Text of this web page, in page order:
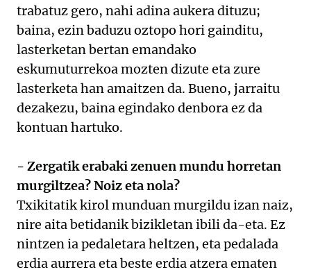
trabatuz gero, nahi adina aukera dituzu;
baina, ezin baduzu oztopo hori gainditu,
lasterketan bertan emandako
eskumuturrekoa mozten dizute eta zure
lasterketa han amaitzen da. Bueno, jarraitu
dezakezu, baina egindako denbora ez da
kontuan hartuko.
- Zergatik erabaki zenuen mundu horretan
murgiltzea? Noiz eta nola?
Txikitatik kirol munduan murgildu izan naiz,
nire aita betidanik bizikletan ibili da-eta. Ez
nintzen ia pedaletara heltzen, eta pedalada
erdia aurrera eta beste erdia atzera ematen